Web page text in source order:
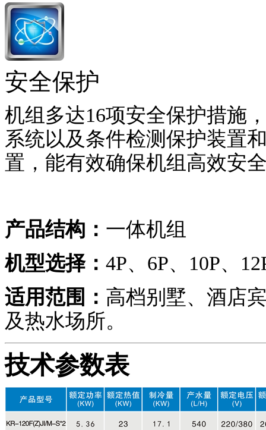
安全保护
机组多达16项安全保护措施
系统以及条件检测保护装置
置，能有效确保机组高效安
产品结构： 一体机组
机型选择： 4P、6P、10P、
适用范围： 高档别墅、酒店
及热水场所。
技术参数表